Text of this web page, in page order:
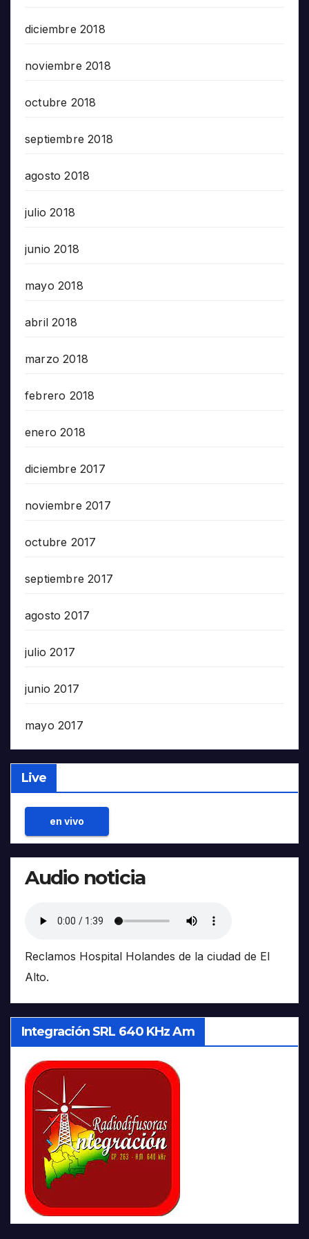
diciembre 2018
noviembre 2018
octubre 2018
septiembre 2018
agosto 2018
julio 2018
junio 2018
mayo 2018
abril 2018
marzo 2018
febrero 2018
enero 2018
diciembre 2017
noviembre 2017
octubre 2017
septiembre 2017
agosto 2017
julio 2017
junio 2017
mayo 2017
Live
en vivo
Audio noticia
Reclamos Hospital Holandes de la ciudad de El
Alto.
Integración SRL 640 KHz Am